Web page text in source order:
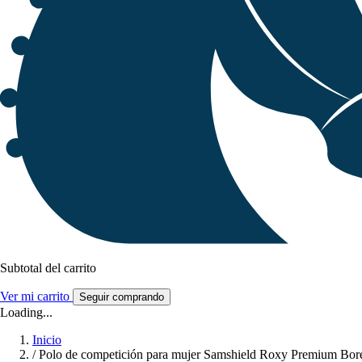
Subtotal del carrito
Ver mi carrito Seguir comprando
Loading...
Inicio
/ Polo de competición para mujer Samshield Roxy Premium